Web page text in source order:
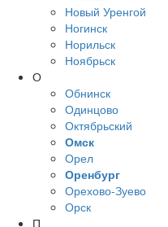
Новый Уренгой
Ногинск
Норильск
Ноябрьск
О
Обнинск
Одинцово
Октябрьский
Омск
Орел
Оренбург
Орехово-Зуево
Орск
П